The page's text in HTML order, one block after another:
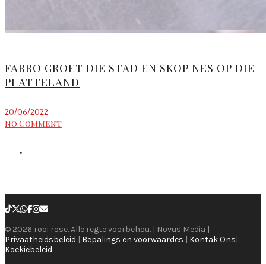
FARRO GROET DIE STAD EN SKOP NES OP DIE
PLATTELAND
20/06/2022
No Comment
© 2026 rooi rose. Alle regte voorbehou. | Novus Media |
Privaatheidsbeleid | Bepalings en voorwaardes | Kontak Ons|
Koekiebeleid